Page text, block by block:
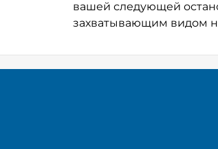
вашей следующей
захватывающим видом